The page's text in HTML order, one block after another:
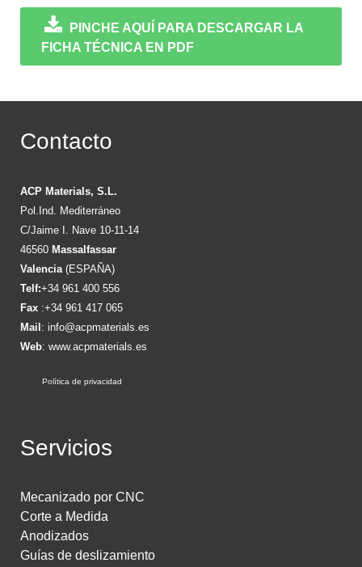
PINCHE AQUÍ PARA DESCARGAR LA
FICHA TÉCNICA EN PDF
Contacto
ACP Materials, S.L.
Pol.Ind. Mediterráneo
C/Jaime I. Nave 10-11-14
46560 Massalfassar
Valencia(ESPAÑA)
Telf:+34 961 400 556
Fax :+34 961 417 065
Mail : info@acpmaterials.es
Web: www.acpmaterials.es
Política de privacidad
Servicios
Mecanizado por CNC
Corte a Medida
Anodizados
Guías de deslizamiento